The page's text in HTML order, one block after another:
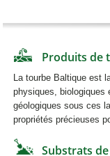
Produits de
La tourbe Baltique est
physiques,
géologiques sous ces
propriétés précieuses
Substrats